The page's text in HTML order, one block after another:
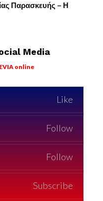
Παρασκευής – Η
Media
EVIA online
Like
Follow
Follow
Subscribe